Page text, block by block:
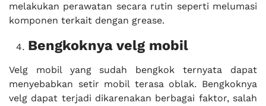
melakukan perawatan secara rutin seperti melumasi
komponen terkait dengan grease.
Bengkoknya velg mobil
Velg mobil yang sudah bengkok ternyata dapat
menyebabkan setir mobil terasa oblak. Bengkoknya
velg dapat terjadi dikarenakan berbagai faktor, salah